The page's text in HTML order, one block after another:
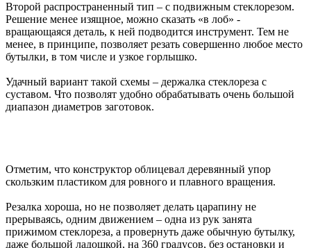
Второй распространенный тип – с подвижным стеклорезом.
Решение менее изящное, можно сказать «в лоб» -
вращающаяся деталь, к ней подводится инструмент. Тем не
менее, в принципе, позволяет резать совершенно любое место
бутылки, в том числе и узкое горлышко.
Удачный вариант такой схемы – держалка стеклореза с
суставом. Что позволят удобно обрабатывать очень большой
диапазон диаметров заготовок.
Отметим, что конструктор облицевал деревянный упор
скользким пластиком для ровного и плавного вращения.
Резалка хороша, но не позволяет делать царапину не
прерываясь, одним движением – одна из рук занята
прижимом стеклореза, а провернуть даже обычную бутылку,
даже большой ладошкой, на 360 градусов, без остановки и